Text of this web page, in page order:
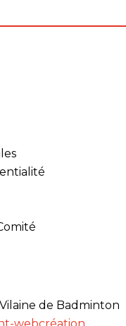
de Badminton